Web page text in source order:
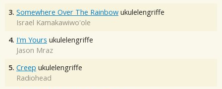
3. Somewhere Over The Rainbow ukulelengriffe
Israel Kamakawiwo'ole
4. I'm Yours ukulelengriffe
Jason Mraz
5. Creep ukulelengriffe
Radiohead